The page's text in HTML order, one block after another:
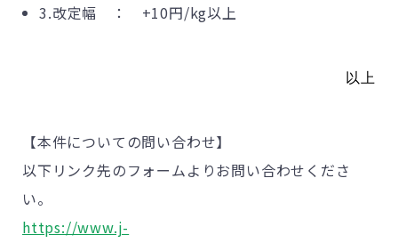
3.改定幅 ： +10円/kg以上
以上
【本件についての問い合わせ】
以下リンク先のフォームよりお問い合わせくださ
い。
https://www.j-